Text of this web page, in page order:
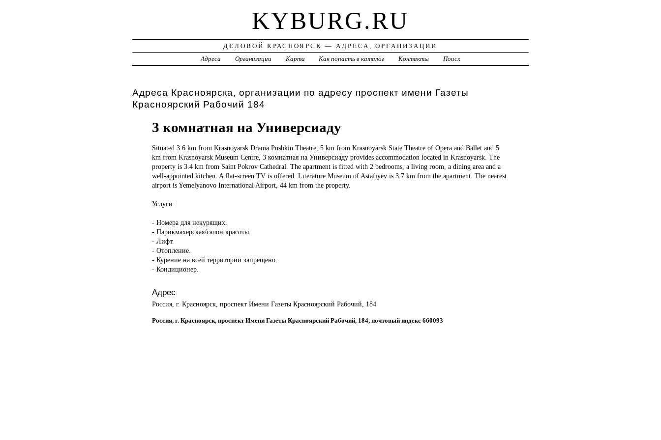
KYBURG.RU
ДЕЛОВОЙ КРАСНОЯРСК — АДРЕСА, ОРГАНИЗАЦИИ
Адреса
Организации Карта Как попасть в каталог Контакты Поиск
Адреса Красноярска, организации по адресу проспект имени Газеты
Красноярский Рабочий 184
3 комнатная на Универсиаду
Situated 3.6 km from Krasnoyarsk Drama Pushkin Theatre, 5 km from Krasnoyarsk State Theatre of Opera and Ballet and 5
km from Krasnoyarsk Museum Centre, 3 комнатная на Универсиаду provides accommodation located in Krasnoyarsk. The
property is 3.4 km from Saint Pokrov Cathedral. The apartment is fitted with 2 bedrooms, a living room, a dining area and a
well-appointed kitchen. A flat-screen TV is offered. Literature Museum of Astafiyev is 3.7 km from the apartment. The nearest
airport is Yemelyanovo International Airport, 44 km from the property.
Услуги:
- Номера для некурящих.
- Парикмахерская/салон красоты.
- Лифт.
- Отопление.
- Курение на всей территории запрещено.
- Кондиционер.
Адрес
Россия, г. Красноярск, проспект Имени Газеты Красноярский Рабочий, 184
Россия, г. Красноярск, проспект Имени Газеты Красноярский Рабочий, 184, почтовый индекс 660093